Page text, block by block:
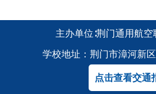
主办单位∶荆门通用航
学校地址：荆门市漳河新
点击查看交通